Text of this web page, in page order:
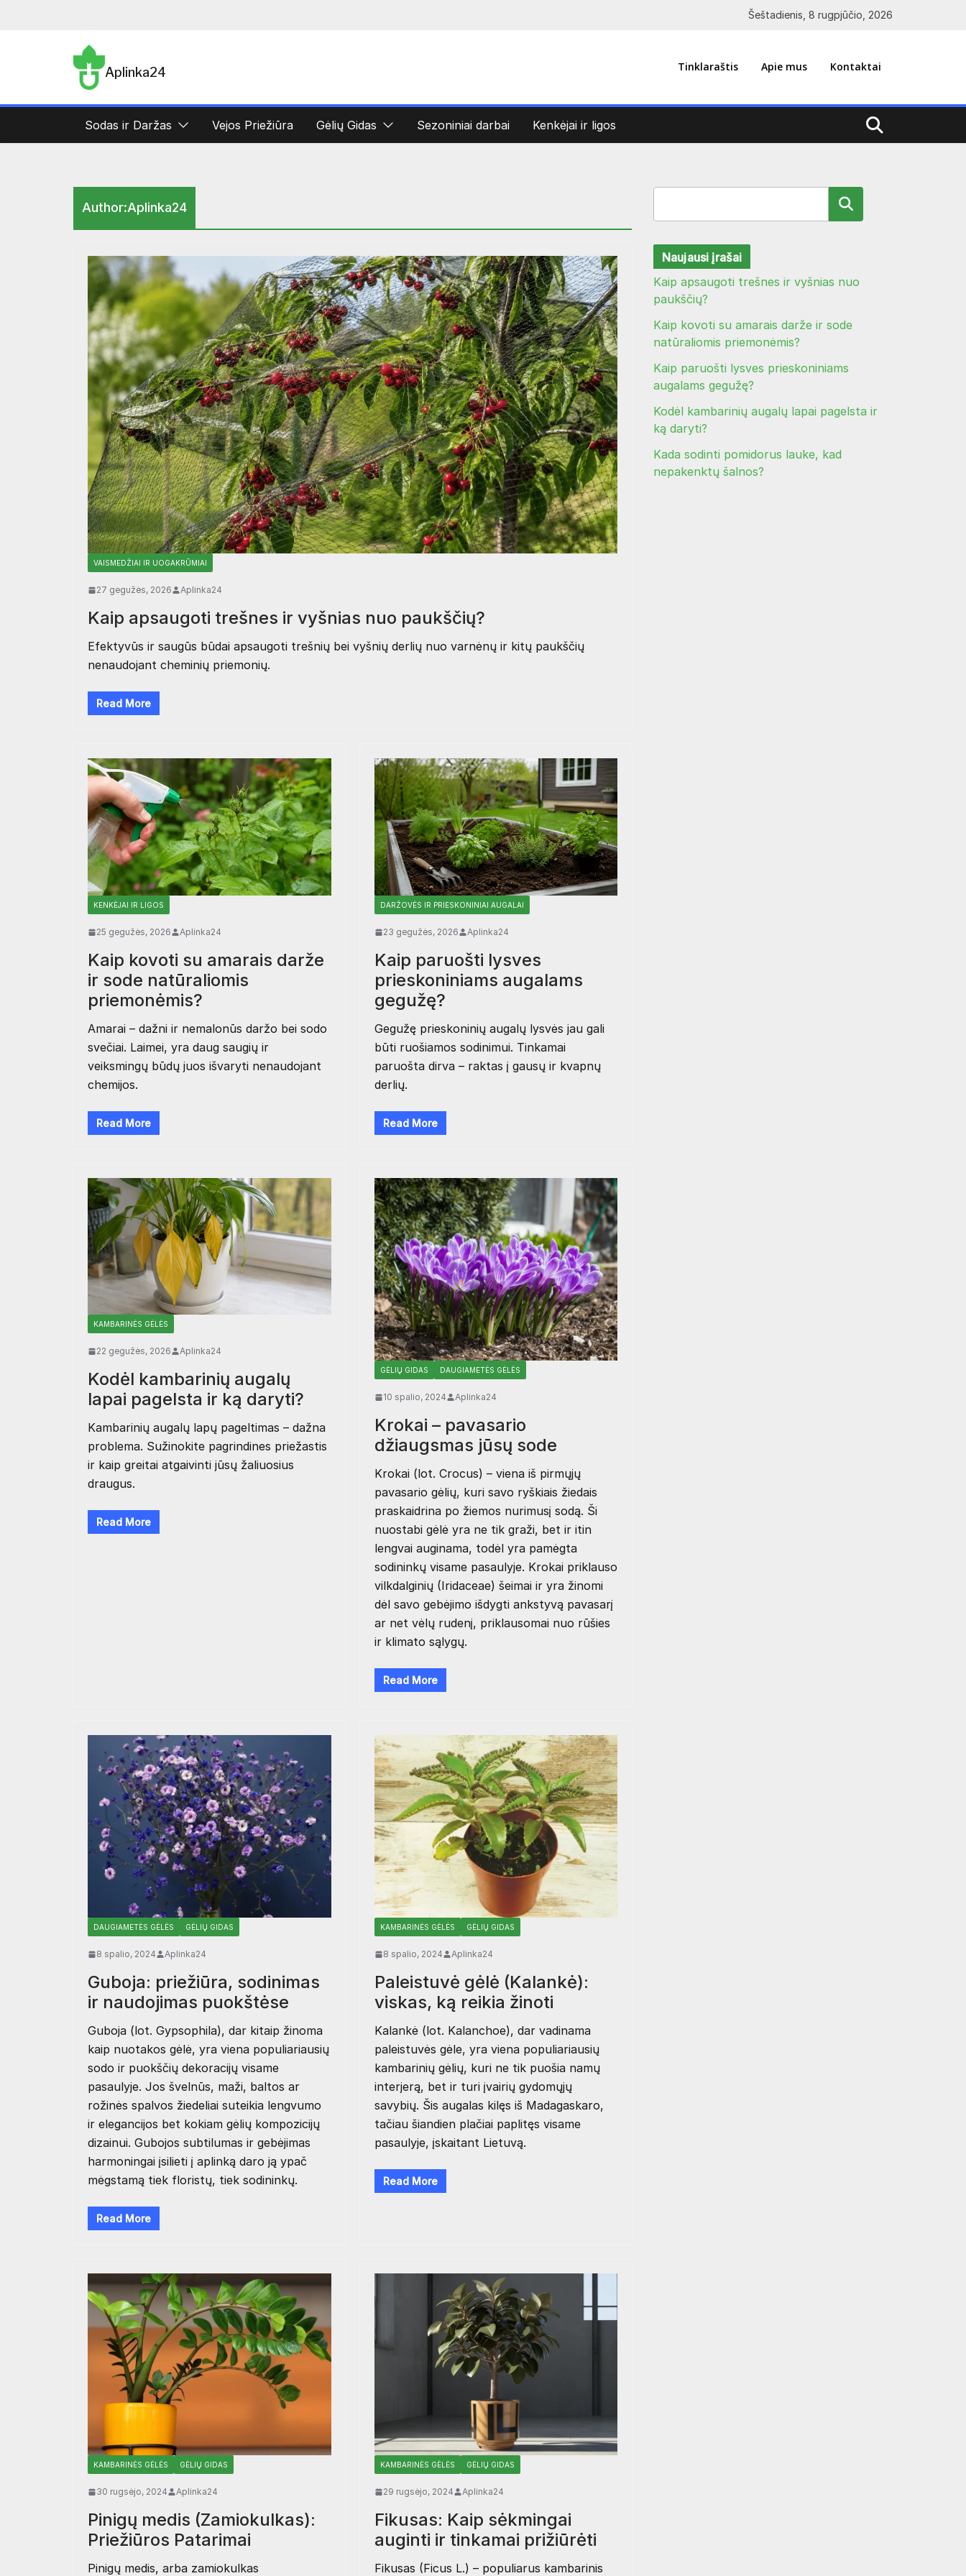
Šeštadienis, 8 rugpjūčio, 2026
Aplinka24 Tinklaraštis Apie mus Kontaktai
Sodas ir Daržas Vejos Priežiūra Gėlių Gidas Sezoniniai darbai Kenkėjai ir ligos
Author:Aplinka24
VAISMEDŽIAI IR UOGAKRŪMIAI
27 gegužės, 2026 Aplinka24
Kaip apsaugoti trešnes ir vyšnias nuo paukščių?
Efektyvūs ir saugūs būdai apsaugoti trešnių bei vyšnių derlių nuo varnėnų ir kitų paukščių
nenaudojant cheminių priemonių.
Read More
KENKĖJAI IR LIGOS
25 gegužės, 2026 Aplinka24
Kaip kovoti su amarais darže
ir sode natūraliomis
priemonėmis?
Amarai – dažni ir nemalonūs daržo bei sodo
svečiai. Laimei, yra daug saugių ir
veiksmingų būdų juos išvaryti nenaudojant
chemijos.
Read More
DARŽOVĖS IR PRIESKONINIAI AUGALAI
23 gegužės, 2026 Aplinka24
Kaip paruošti lysves
prieskoniniams augalams
gegužę?
Gegužę prieskoninių augalų lysvės jau gali
būti ruošiamos sodinimui. Tinkamai
paruošta dirva – raktas į gausų ir kvapnų
derlių.
Read More
KAMBARINĖS GĖLĖS
22 gegužės, 2026 Aplinka24
Kodėl kambarinių augalų
lapai pagelsta ir ką daryti?
Kambarinių augalų lapų pageltimas – dažna
problema. Sužinokite pagrindines priežastis
ir kaip greitai atgaivinti jūsų žaliuosius
draugus.
Read More
GĖLIŲ GIDAS DAUGIAMETĖS GĖLĖS
10 spalio, 2024 Aplinka24
Krokai – pavasario
džiaugsmas jūsų sode
Krokai (lot. Crocus) – viena iš pirmųjų
pavasario gėlių, kuri savo ryškiais žiedais
praskaidrina po žiemos nurimusį sodą. Ši
nuostabi gėlė yra ne tik graži, bet ir itin
lengvai auginama, todėl yra pamėgta
sodininkų visame pasaulyje. Krokai priklauso
vilkdalginių (Iridaceae) šeimai ir yra žinomi
dėl savo gebėjimo išdygti ankstyvą pavasarį
ar net vėlų rudenį, priklausomai nuo rūšies
ir klimato sąlygų.
Read More
DAUGIAMETĖS GĖLĖS GĖLIŲ GIDAS
8 spalio, 2024 Aplinka24
Guboja: priežiūra, sodinimas
ir naudojimas puokštėse
Guboja (lot. Gypsophila), dar kitaip žinoma
kaip nuotakos gėlė, yra viena populiariausių
sodo ir puokščių dekoracijų visame
pasaulyje. Jos švelnūs, maži, baltos ar
rožinės spalvos žiedeliai suteikia lengvumo
ir elegancijos bet kokiam gėlių kompozicijų
dizainui. Gubojos subtilumas ir gebėjimas
harmoningai įsilieti į aplinką daro ją ypač
mėgstamą tiek floristų, tiek sodininkų.
Read More
KAMBARINĖS GĖLĖS GĖLIŲ GIDAS
8 spalio, 2024 Aplinka24
Paleistuvė gėlė (Kalankė):
viskas, ką reikia žinoti
Kalankė (lot. Kalanchoe), dar vadinama
paleistuvės gėle, yra viena populiariausių
kambarinių gėlių, kuri ne tik puošia namų
interjerą, bet ir turi įvairių gydomųjų
savybių. Šis augalas kilęs iš Madagaskaro,
tačiau šiandien plačiai paplitęs visame
pasaulyje, įskaitant Lietuvą.
Read More
KAMBARINĖS GĖLĖS GĖLIŲ GIDAS
30 rugsėjo, 2024 Aplinka24
Pinigų medis (Zamiokulkas):
Priežiūros Patarimai
Pinigų medis, arba zamiokulkas
KAMBARINĖS GĖLĖS GĖLIŲ GIDAS
29 rugsėjo, 2024 Aplinka24
Fikusas: Kaip sėkmingai
auginti ir tinkamai prižiūrėti
Fikusas (Ficus L.) – populiarus kambarinis
Paieška
Naujausi įrašai
Kaip apsaugoti trešnes ir vyšnias nuo
paukščių?
Kaip kovoti su amarais darže ir sode
natūraliomis priemonėmis?
Kaip paruošti lysves prieskoniniams
augalams gegužę?
Kodėl kambarinių augalų lapai pagelsta ir
ką daryti?
Kada sodinti pomidorus lauke, kad
nepakenktų šalnos?